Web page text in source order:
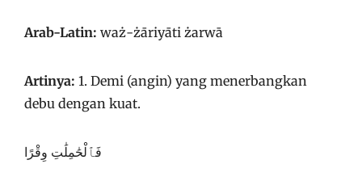
Arab-Latin: waż-żāriyāti żarwā
Artinya: 1. Demi (angin) yang menerbangkan
debu dengan kuat.
فَٱلْحَٰمِلَٰتِ وِقْرًا